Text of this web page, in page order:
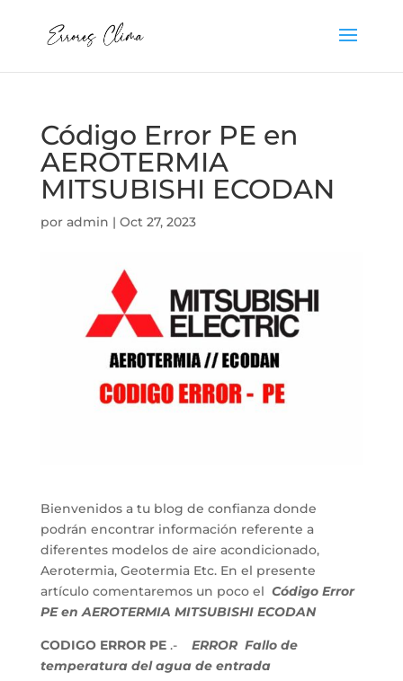
Código Error PE en
AEROTERMIA
MITSUBISHI ECODAN
por admin | Oct 27, 2023
Bienvenidos a tu blog de confianza donde
podrán encontrar información referente a
diferentes modelos de aire acondicionado,
Aerotermia, Geotermia Etc. En el presente
artículo comentaremos un poco el Código Error
PE en AEROTERMIA MITSUBISHI ECODAN
CODIGO ERROR PE .- ERROR Fallo de
temperatura del agua de entrada